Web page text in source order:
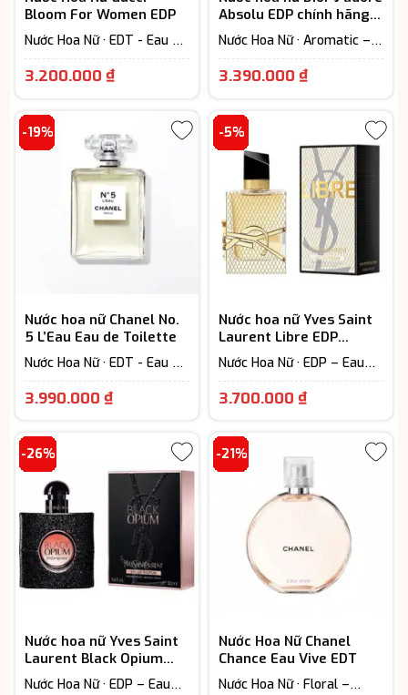
Bloom For Women EDP
Nước Hoa Nữ · EDT - Eau De
6h) · Floral – Hương hoa cỏ
3.200.000₫Giá
là:
3.200.000 ₫.
Absolu EDP chính hãng
cao cấp
Nước Hoa Nữ · Aromatic –
Eau De Parfum (Lưu hương
3.390.000 ₫Khoảng
3.390.000
đến
4.250.000
-19%
Nước hoa nữ Chanel No.
5 L’Eau Eau de Toilette
Nước Hoa Nữ · EDT - Eau De
6h) · Floral – Hương hoa cỏ
3.990.000₫Giá
là:
3.990.000 ₫.
-5%
Nước hoa nữ Yves Saint
Laurent Libre EDP
Holiday chính hãng
Nước Hoa Nữ · EDP – Eau
7-12h)
3.700.000 ₫Khoảng
3.700.000
đến
4.800.000
-26%
Nước hoa nữ Yves Saint
Laurent Black Opium
EDP cao cấp
Nước Hoa Nữ · EDP – Eau
-21%
Nước Hoa Nữ Chanel
Chance Eau Vive EDT
Nước Hoa Nữ · Floral –